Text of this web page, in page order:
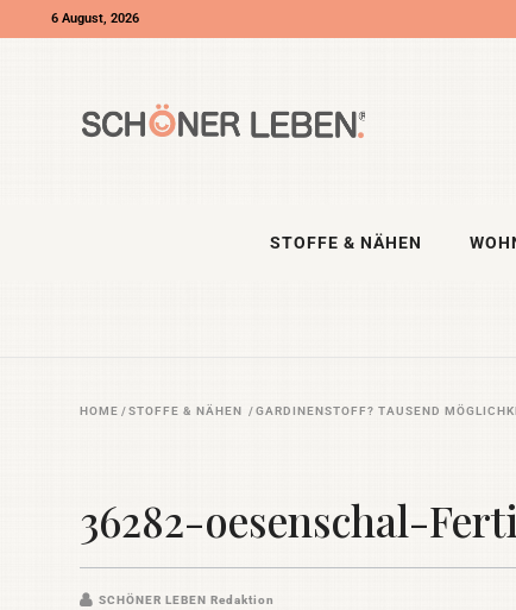
6 August, 2026
STOFFE & NÄHEN
HOME /STOFFE & NÄHEN /GARDINENSTOFF? TAUSEND
36282-oesenschal-
SCHÖNER LEBEN Redaktion